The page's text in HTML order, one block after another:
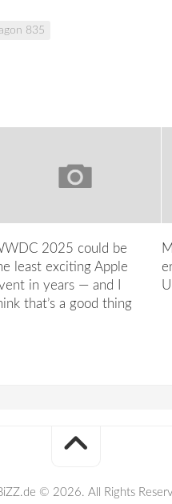
835
2025 could be
least exciting Apple
in years — and I
that’s a good thing
© 2026. All Rights